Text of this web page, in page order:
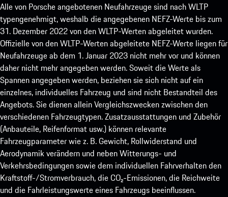
Alle von Porsche angebotenen Neufahrzeuge sind nach WLTP
typengenehmigt, weshalb die angegebenen NEFZ-Werte bis zum
31. Dezember 2022 von den WLTP-Werten abgeleitet wurden.
Offizielle von den WLTP-Werten abgeleitete NEFZ-Werte liegen für
Neufahrzeuge ab dem 1. Januar 2023 nicht mehr vor und können
daher nicht mehr angegeben werden. Soweit die Werte als
Spannen angegeben werden, beziehen sie sich nicht auf ein
einzelnes, individuelles Fahrzeug und sind nicht Bestandteil des
Angebots. Sie dienen allein Vergleichszwecken zwischen den
verschiedenen Fahrzeugtypen. Zusatzausstattungen und Zubehör
(Anbauteile, Reifenformat usw.) können relevante
Fahrzeugparameter wie z. B. Gewicht, Rollwiderstand und
Aerodynamik verändern und neben Witterungs- und
Verkehrsbedingungen sowie dem individuellen Fahrverhalten den
Kraftstoff-/Stromverbrauch, die CO₂-Emissionen, die Reichweite
und die Fahrleistungswerte eines Fahrzeugs beeinflussen.